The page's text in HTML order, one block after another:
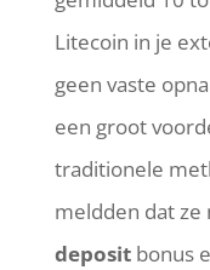
Litecoin in je
geen vaste
een groot
traditionele
meldden dat ze
depositbonus